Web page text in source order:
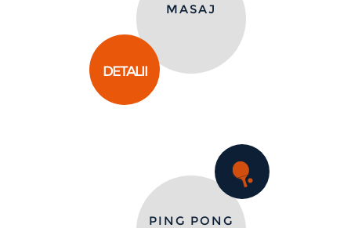
MASAJ
DETALII
PING PONG